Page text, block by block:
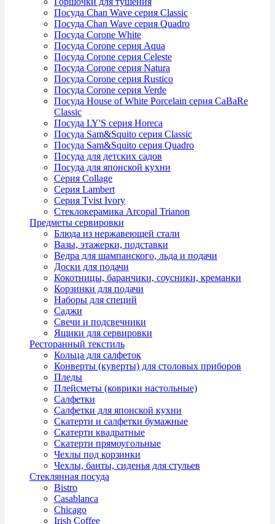
Посуда Chan Wave серия Classic
Посуда Chan Wave серия Quadro
Посуда Corone White
Посуда Corone серия Aqua
Посуда Corone серия Celeste
Посуда Corone серия Natura
Посуда Corone серия Rustico
Посуда Corone серия Verde
Посуда House of White Porcelain серия CaBaRe
Classic
Посуда LY'S серия Horeca
Посуда Sam&Squito серия Classic
Посуда Sam&Squito серия Quadro
Посуда для детских садов
Посуда для японской кухни
Серия Collage
Серия Lambert
Серия Tvist Ivory
Стеклокерамика Arcopal Trianon
Предметы сервировки
Блюда из нержавеющей стали
Вазы, этажерки, подставки
Ведра для шампанского, льда и подачи
Доски для подачи
Кокотницы, баранчики, соусники, креманки
Корзинки для подачи
Наборы для специй
Саджи
Свечи и подсвечники
Ящики для сервировки
Ресторанный текстиль
Кольца для салфеток
Конверты (куверты) для столовых приборов
Пледы
Плейсметы (коврики настольные)
Салфетки
Салфетки для японской кухни
Скатерти и салфетки бумажные
Скатерти квадратные
Скатерти прямоугольные
Чехлы под корзинки
Чехлы, банты, сиденья для стульев
Стеклянная посуда
Bistro
Casablanca
Chicago
Irish Coffee